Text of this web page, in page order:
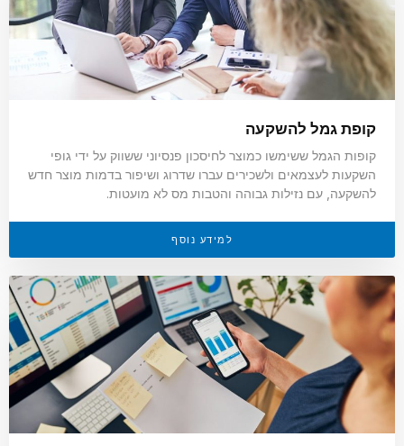
קופת גמל להשקעה
קופות הגמל ששימשו כמוצר לחיסכון פנסיוני ששווק על ידי גופי
השקעות לעצמאים ולשכירים עברו שדרוג ושיפור בדמות מוצר חדש
להשקעה, עם נזילות גבוהה והטבות מס לא מועטות.
למידע נוסף